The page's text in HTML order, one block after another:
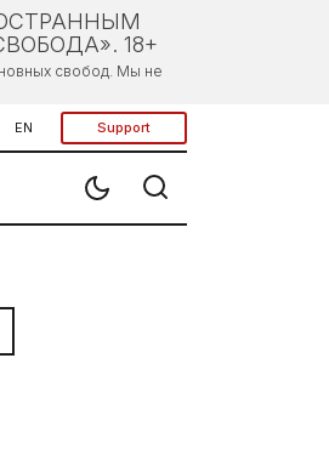
18+
свобод. Мы не
EN Support